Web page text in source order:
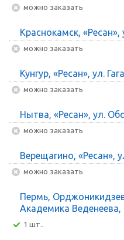
Можно заказать
Краснокамск,
Можно заказать
Кунгур, «Ресан», ул.
Можно заказать
Нытва, «Ресан», ул.
Можно заказать
Верещагино, «Ресан»,
Можно заказать
Пермь,
Академика Веденеева,
1 шт..